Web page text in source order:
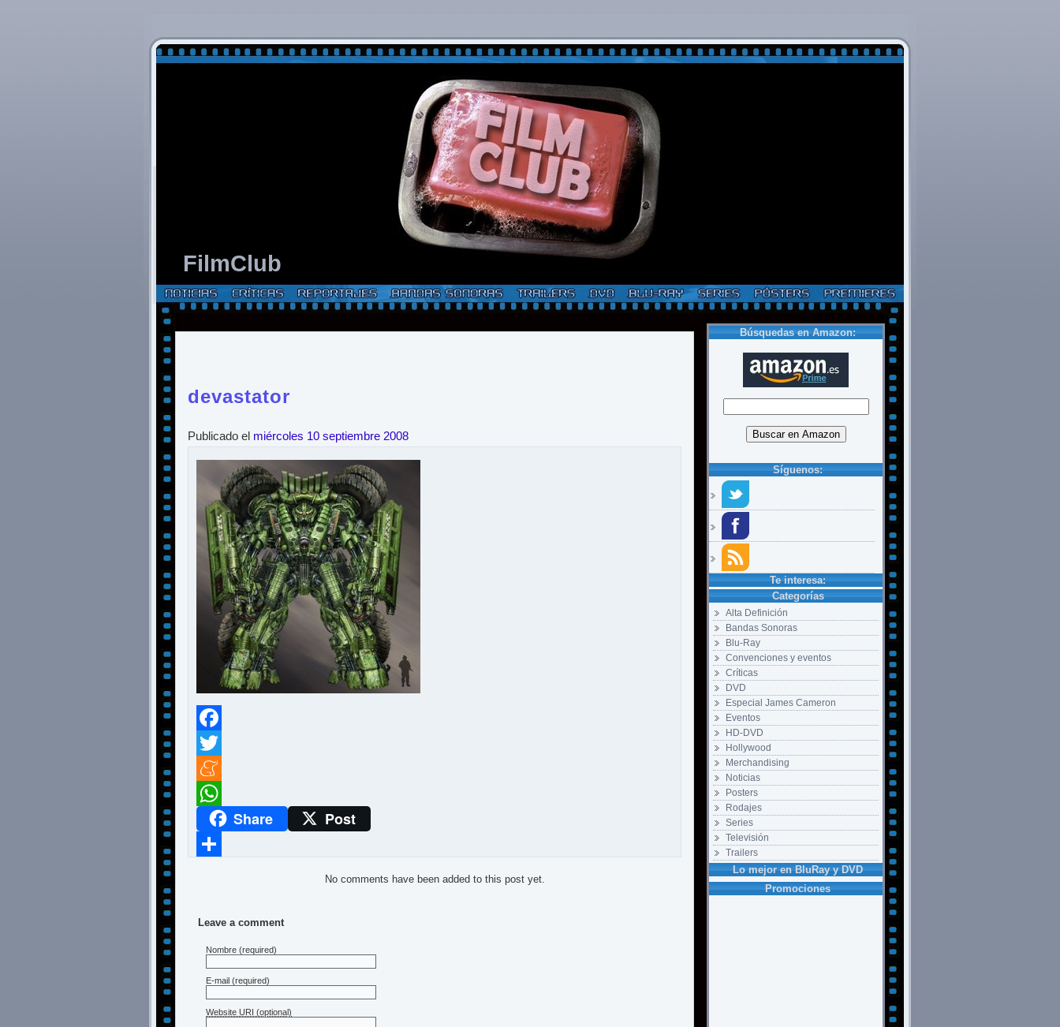
FilmClub
Búsquedas en Amazon:
Síguenos:
Te interesa:
Categorías
Alta Definición
Bandas Sonoras
Blu-Ray
Convenciones y eventos
Críticas
DVD
Especial James Cameron
Eventos
HD-DVD
Hollywood
Merchandising
Noticias
Posters
Rodajes
Series
Televisión
Trailers
Lo mejor en BluRay y DVD
Promociones
devastator
Publicado el miércoles 10 septiembre 2008
Facebook
Twitter
Meneame
WhatsAppShare Post
No comments have been added to this post yet.
Leave a comment
Nombre (required)
E-mail (required)
Website URI (optional)